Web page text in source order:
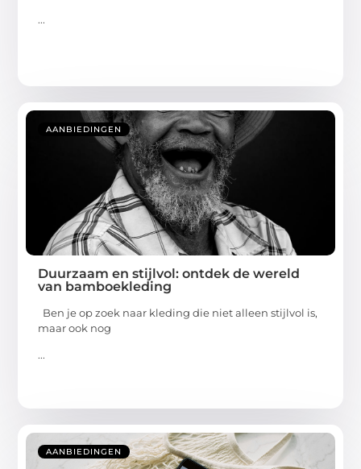
...
AANBIEDINGEN
Duurzaam en stijlvol: ontdek de wereld
van bamboekleding
Ben je op zoek naar kleding die niet alleen stijlvol is,
maar ook nog
...
AANBIEDINGEN